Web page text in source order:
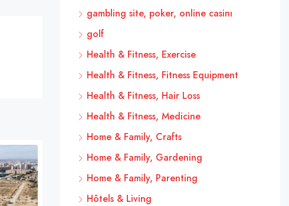
gambling site, poker, online casinı
golf
Health & Fitness, Exercise
Health & Fitness, Fitness Equipment
Health & Fitness, Hair Loss
Health & Fitness, Medicine
Home & Family, Crafts
Home & Family, Gardening
Home & Family, Parenting
Hôtels & Living